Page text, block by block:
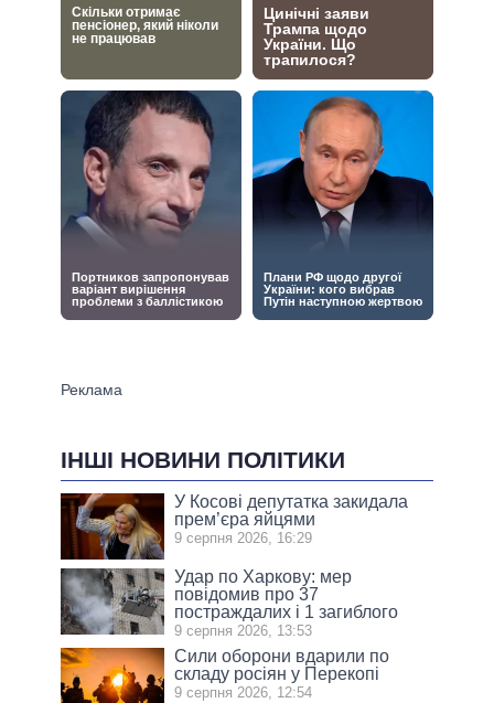
ІНШІ НОВИНИ ПОЛІТИКИ
У Косові депутатка закидала
прем’єра яйцями
9 серпня 2026, 16:29
Удар по Харкову: мер
повідомив про 37
постраждалих і 1 загиблого
9 серпня 2026, 13:53
Сили оборони вдарили по
складу росіян у Перекопі
9 серпня 2026, 12:54